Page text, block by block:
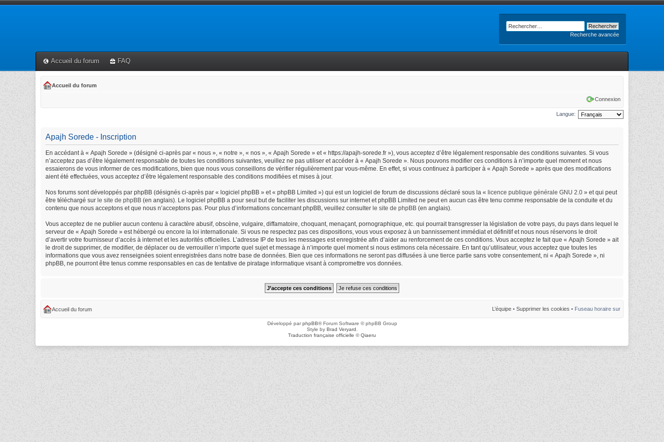
Recherche avancée
Accueil du forum FAQ
Accueil du forum
Connexion
Langue:
Apajh Sorede - Inscription
En accédant à « Apajh Sorede » (désigné ci-après par « nous », « notre », « nos », « Apajh Sorede » et « https://apajh-sorede.fr »), vous acceptez d’être légalement responsable des conditions suivantes. Si vous
n’acceptez pas d’être légalement responsable de toutes les conditions suivantes, veuillez ne pas utiliser et accéder à « Apajh Sorede ». Nous pouvons modifier ces conditions à n’importe quel moment et nous
essaierons de vous informer de ces modifications, bien que nous vous conseillons de vérifier régulièrement par vous-même. En effet, si vous continuez à participer à « Apajh Sorede » après que des modifications
aient été effectuées, vous acceptez d’être légalement responsable des conditions modifiées et mises à jour.
Nos forums sont développés par phpBB (désignés ci-après par « logiciel phpBB » et « phpBB Limited ») qui est un logiciel de forum de discussions déclaré sous la « licence publique générale GNU 2.0 » et qui peut
être téléchargé sur le site de phpBB (en anglais). Le logiciel phpBB a pour seul but de faciliter les discussions sur internet et phpBB Limited ne peut en aucun cas être tenu comme responsable de la conduite et du
contenu que nous acceptons et que nous n’acceptons pas. Pour plus d’informations concernant phpBB, veuillez consulter le site de phpBB (en anglais).
Vous acceptez de ne publier aucun contenu à caractère abusif, obscène, vulgaire, diffamatoire, choquant, menaçant, pornographique, etc. qui pourrait transgresser la législation de votre pays, du pays dans lequel le
serveur de « Apajh Sorede » est hébergé ou encore la loi internationale. Si vous ne respectez pas ces dispositions, vous vous exposez à un bannissement immédiat et définitif et nous nous réservons le droit
d’avertir votre fournisseur d’accès à internet et les autorités officielles. L’adresse IP de tous les messages est enregistrée afin d’aider au renforcement de ces conditions. Vous acceptez le fait que « Apajh Sorede » ait
le droit de supprimer, de modifier, de déplacer ou de verrouiller n’importe quel sujet et message à n’importe quel moment si nous estimons cela nécessaire. En tant qu’utilisateur, vous acceptez que toutes les
informations que vous avez renseignées soient enregistrées dans notre base de données. Bien que ces informations ne seront pas diffusées à une tierce partie sans votre consentement, ni « Apajh Sorede », ni
phpBB, ne pourront être tenus comme responsables en cas de tentative de piratage informatique visant à compromettre vos données.
Accueil du forum L’équipe • Supprimer les cookies • Fuseau horaire sur
Développé parphpBB® Forum Software © phpBB Group
Style by Brad Veryard
Traduction française officielle ©Qiaeru